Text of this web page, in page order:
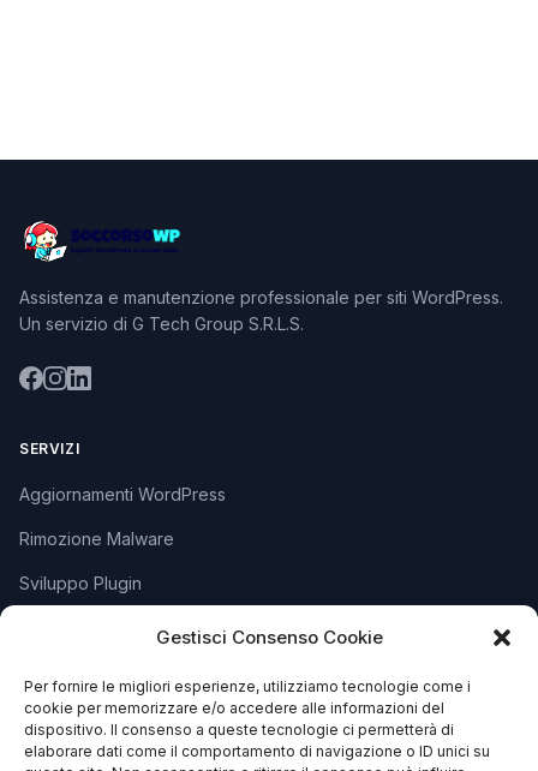
Gestisci Consenso Cookie
Per fornire le migliori esperienze, utilizziamo tecnologie come i
cookie per memorizzare e/o accedere alle informazioni del
dispositivo. Il consenso a queste tecnologie ci permetterà di
elaborare dati come il comportamento di navigazione o ID unici su
Assistenza e manutenzione professionale per siti WordPress.
Un servizio di G Tech Group S.R.L.S.
SERVIZI
Aggiornamenti WordPress
Rimozione Malware
Sviluppo Plugin
SUPPORTO
Apri Ticket